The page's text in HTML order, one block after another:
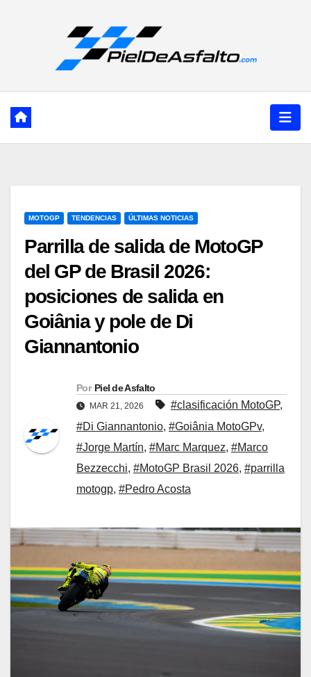
MOTOGP TENDENCIAS ÚLTIMAS NOTICIAS
Parrilla de salida de MotoGP
del GP de Brasil 2026:
posiciones de salida en
Goiânia y pole de Di
Giannantonio
Por Piel de Asfalto
MAR 21, 2026 #clasificación MotoGP,
#Di Giannantonio, #Goiânia MotoGPv,
#Jorge Martín, #Marc Marquez, #Marco
Bezzecchi, #MotoGP Brasil 2026, #parrilla
motogp, #Pedro Acosta